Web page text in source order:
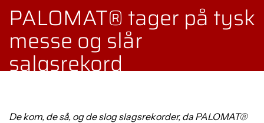
PALOMAT® tager på tysk
messe og slår
salgsrekord
De kom, de så, og de slog slagsrekorder, da PALOMAT®